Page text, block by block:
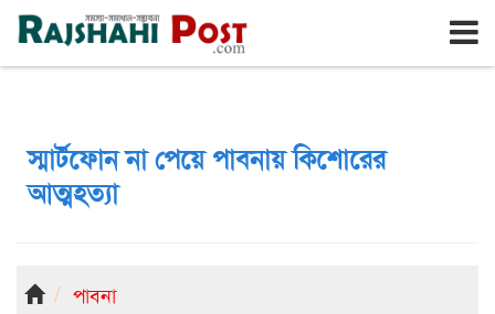
রাজশাহী শনিবার, ৮ই আগস্ট ২০২৬, ২৫শে শ্রাবণ ১৪৩৩
স্মার্টফোন না পেয়ে পাবনায় কিশোরের
আত্মহত্যা
পাবনা